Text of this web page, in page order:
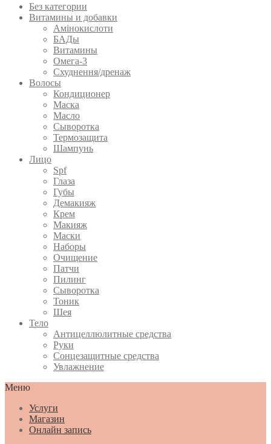
Без категории
Витамины и добавки
Амінокислоти
БАДы
Витамины
Омега-3
Схуднення/дренаж
Волосы
Кондиционер
Маска
Масло
Сыворотка
Термозащита
Шампунь
Лицо
Spf
Глаза
Губы
Демакияж
Крем
Макияж
Маски
Наборы
Очищение
Патчи
Пилинг
Сыворотка
Тоник
Шея
Тело
Антицеллюлитные средства
Руки
Сонцезащитные средства
Увлажнение
Меню
Услуги
Магазин
Онлайн запись